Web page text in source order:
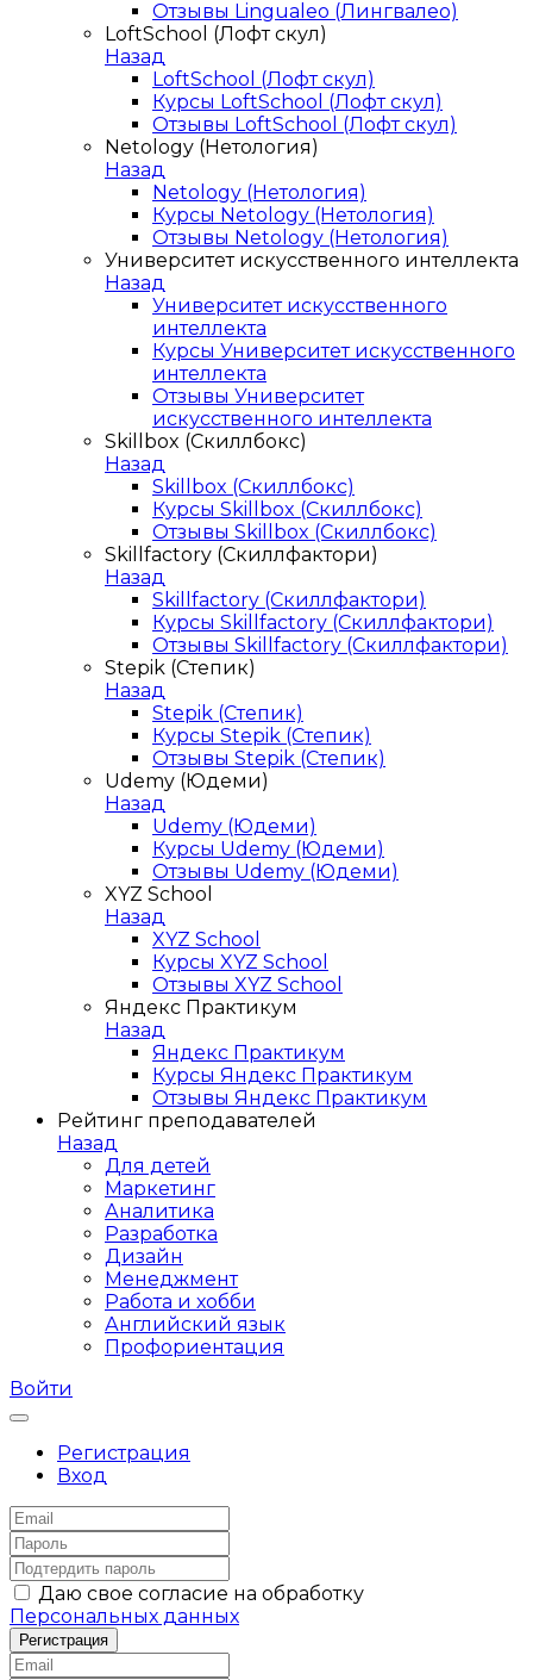
Отзывы Lingualeo (Лингвалео)
LoftSchool (Лофт скул)
Назад
LoftSchool (Лофт скул)
Курсы LoftSchool (Лофт скул)
Отзывы LoftSchool (Лофт скул)
Netology (Нетология)
Назад
Netology (Нетология)
Курсы Netology (Нетология)
Отзывы Netology (Нетология)
Университет искусственного интеллекта
Назад
Университет искусственного
интеллекта
Курсы Университет искусственного
интеллекта
Отзывы Университет
искусственного интеллекта
Skillbox (Скиллбокс)
Назад
Skillbox (Скиллбокс)
Курсы Skillbox (Скиллбокс)
Отзывы Skillbox (Скиллбокс)
Skillfactory (Скиллфактори)
Назад
Skillfactory (Скиллфактори)
Курсы Skillfactory (Скиллфактори)
Отзывы Skillfactory (Скиллфактори)
Stepik (Степик)
Назад
Stepik (Степик)
Курсы Stepik (Степик)
Отзывы Stepik (Степик)
Udemy (Юдеми)
Назад
Udemy (Юдеми)
Курсы Udemy (Юдеми)
Отзывы Udemy (Юдеми)
XYZ School
Назад
XYZ School
Курсы XYZ School
Отзывы XYZ School
Яндекс Практикум
Назад
Яндекс Практикум
Курсы Яндекс Практикум
Отзывы Яндекс Практикум
Рейтинг преподавателей
Назад
Для детей
Маркетинг
Аналитика
Разработка
Дизайн
Менеджмент
Работа и хобби
Английский язык
Профориентация
Войти
Регистрация
Вход
Даю свое согласие на обработку
Персональных данных